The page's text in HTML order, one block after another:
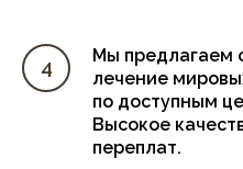
Мы предлагаем
лечение
по доступным
Высокое
переплат.